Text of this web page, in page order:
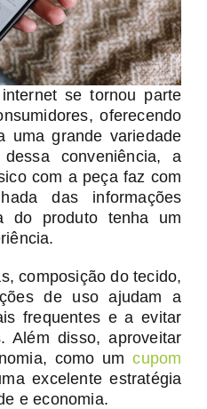
se tornou parte
oferecendo
uma grande variedade
conveniência, a
com a peça faz com
das informações
do produto tenha um
composição do tecido,
de uso ajudam a
frequentes e a evitar
Além disso, aproveitar
como umcupom
excelente estratégia
e economia.